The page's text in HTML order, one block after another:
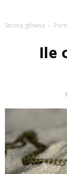
Strona główna
Ile